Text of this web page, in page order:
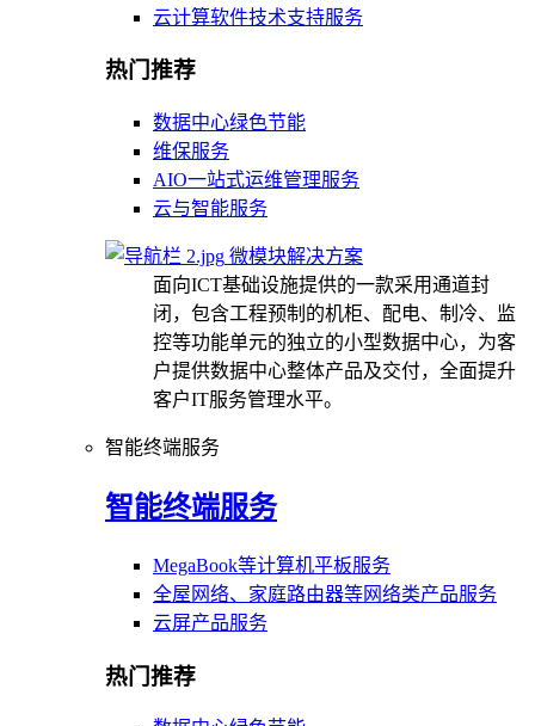
云计算软件技术支持服务
热门推荐
数据中心绿色节能
维保服务
AIO一站式运维管理服务
云与智能服务
微模块解决方案
面向ICT基础设施提供的一款采用通道封
闭，包含工程预制的机柜、配电、制冷、监
控等功能单元的独立的小型数据中心，为客
户提供数据中心整体产品及交付，全面提升
客户IT服务管理水平。
智能终端服务
智能终端服务
MegaBook等计算机平板服务
全屋网络、家庭路由器等网络类产品服务
云屏产品服务
热门推荐